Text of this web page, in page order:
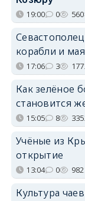
19:00 0
корабли и
17:06 3
Как зелёное
становится
15:05 8
Учёные из
открытие
13:04 0
Культура